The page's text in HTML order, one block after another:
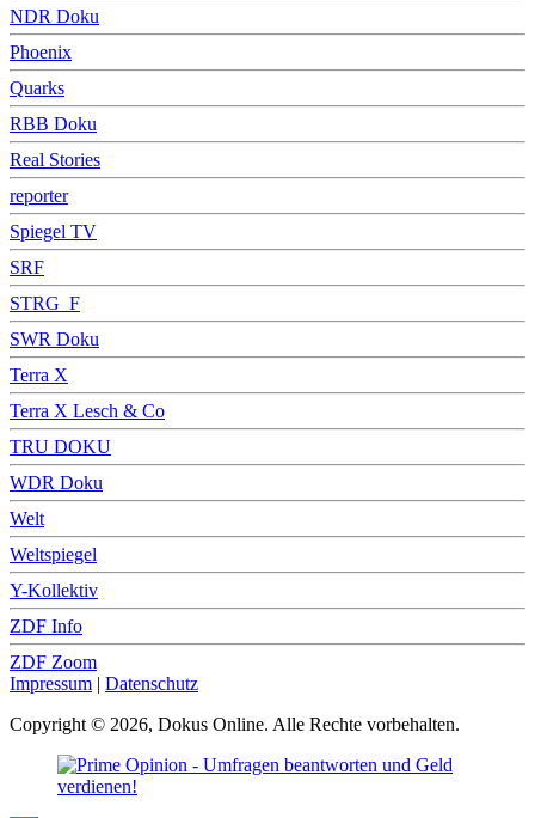
NDR Doku
Phoenix
Quarks
RBB Doku
Real Stories
reporter
Spiegel TV
SRF
STRG_F
SWR Doku
Terra X
Terra X Lesch & Co
TRU DOKU
WDR Doku
Welt
Weltspiegel
Y-Kollektiv
ZDF Info
ZDF Zoom
Impressum | Datenschutz
Copyright © 2026, Dokus Online. Alle Rechte vorbehalten.